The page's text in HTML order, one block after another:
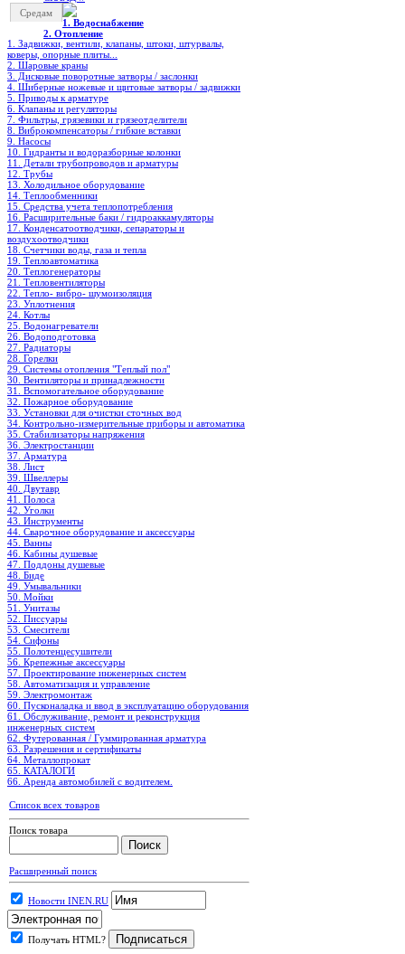
Средам
1. Водоснабжение
2. Отопление
1. Задвижки, вентили, клапаны, штоки, штурвалы,
коверы, опорные плиты...
2. Шаровые краны
3. Дисковые поворотные затворы / заслонки
4. Шиберные ножевые и щитовые затворы / задвижки
5. Приводы к арматуре
6. Клапаны и регуляторы
7. Фильтры, грязевики и грязеотделители
8. Виброкомпенсаторы / гибкие вставки
9. Насосы
10. Гидранты и водоразборные колонки
11. Детали трубопроводов и арматуры
12. Трубы
13. Холодильное oборудование
14. Теплообменники
15. Средства учета теплопотребления
16. Расширительные баки / гидроаккамуляторы
17. Конденсатоотводчики, сепараторы и
воздухоотводчики
18. Счетчики воды, газа и тепла
19. Теплоавтоматика
20. Теплогенераторы
21. Тепловентиляторы
22. Тепло- вибро- шумоизоляция
23. Уплотнения
24. Котлы
25. Водонагреватели
26. Водоподготовка
27. Радиаторы
28. Горелки
29. Системы отопления "Теплый пол"
30. Вентиляторы и принадлежности
31. Вспомогательное оборудование
32. Пожарное оборудование
33. Установки для очистки сточных вод
34. Контрольно-измерительные приборы и автоматика
35. Стабилизаторы напряжения
36. Электростанции
37. Арматура
38. Лист
39. Швеллеры
40. Двутавр
41. Полоса
42. Уголки
43. Инструменты
44. Сварочное оборудование и аксессуары
45. Ванны
46. Кабины душевые
47. Поддоны душевые
48. Биде
49. Умывальники
50. Мойки
51. Унитазы
52. Писсуары
53. Смесители
54. Сифоны
55. Полотенцесушители
56. Крепежные аксессуары
57. Проектирование инженерных систем
58. Автоматизация и управление
59. Электромонтаж
60. Пусконаладка и ввод в эксплуатацию оборудования
61. Обслуживание, ремонт и реконструкция
инженерных систем
62. Футерованная / Гуммированная арматура
63. Разрешения и сертификаты
64. Металлопрокат
65. КАТАЛОГИ
66. Аренда автомобилей с водителем.
Список всех товаров
Поиск товара
Расширенный поиск
Новости INEN.RU
Получать HTML?